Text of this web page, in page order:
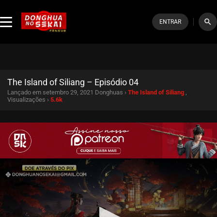
ENTRAR search
The Island of Siliang – Episódio 04
Lançado em setembro 29, 2021 Donghuas › The Island of Siliang
Visualizações › 5.6k